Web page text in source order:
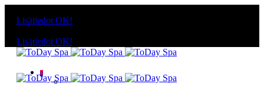
Lisätiedot OK!
Lisätiedot OK!
0